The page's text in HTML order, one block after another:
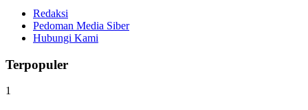
Redaksi
Pedoman Media Siber
Hubungi Kami
Terpopuler
1